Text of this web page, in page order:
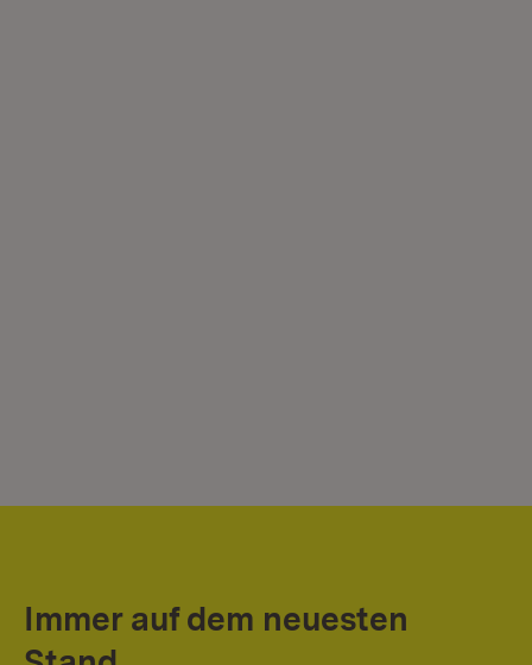
Immer auf dem neuesten